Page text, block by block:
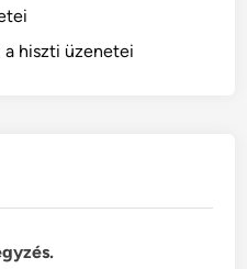
a hiszti üzenetei